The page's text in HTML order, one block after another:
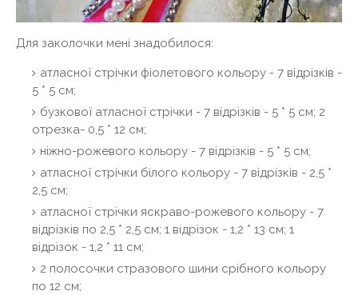
Для заколочки мені знадобилося:
атласної стрічки фіолетового кольору - 7 відрізків -
5 * 5 см;
бузкової атласної стрічки - 7 відрізків - 5 * 5 см; 2
отрезка- 0,5 * 12 см;
ніжно-рожевого кольору - 7 відрізків - 5 * 5 см;
атласної стрічки білого кольору - 7 відрізків - 2,5 *
2,5 см;
атласної стрічки яскраво-рожевого кольору - 7
відрізків по 2,5 * 2,5 см; 1 відрізок - 1,2 * 13 см; 1
відрізок - 1,2 * 11 см;
2 полосочки стразового шини срібного кольору
по 12 см;